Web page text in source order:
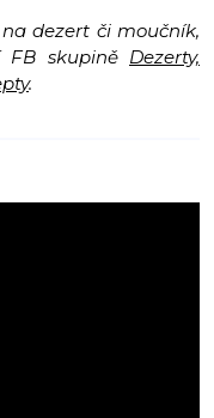
dezert či moučník,
skupině Dezerty,
.